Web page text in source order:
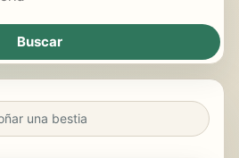
una bestia